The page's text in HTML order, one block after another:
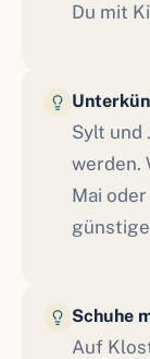
Du mit
Sylt und
werden.
Mai
Schuhe
Auf